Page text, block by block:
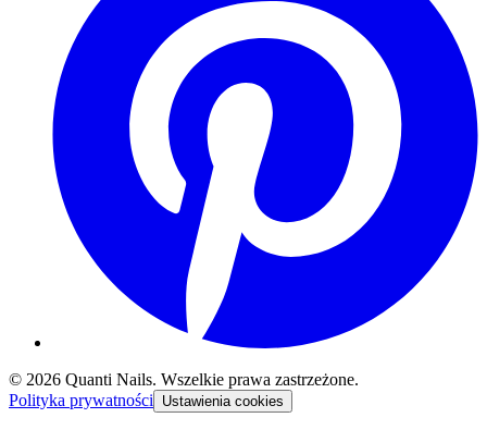
© 2026 Quanti Nails. Wszelkie prawa zastrzeżone.
Polityka prywatności
Ustawienia cookies